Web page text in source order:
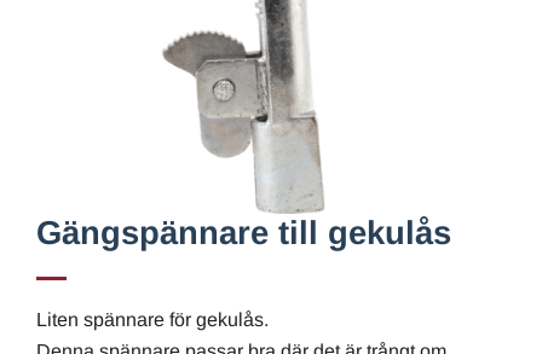
Downloads
Kontakt
Gängspännare till gekulås
Liten spännare för gekulås.